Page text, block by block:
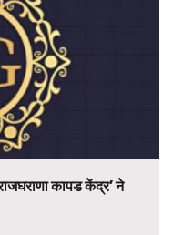
कापड केंद्र’ ने